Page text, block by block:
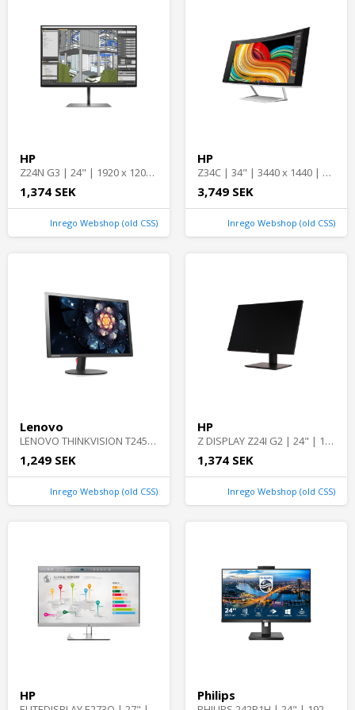
HP
Z24N G3 | 24" | 1920 x 1200 | Bra skick | HP
1,374 SEK
Inrego Webshop (old CSS)
HP
Z34C | 34" | 3440 x 1440 | Bra skick | HP
3,749 SEK
Inrego Webshop (old CSS)
Lenovo
LENOVO THINKVISION T2454PA | 24" | 1920 x 1200 | Bra skick | Lenovo
1,249 SEK
Inrego Webshop (old CSS)
HP
Z DISPLAY Z24I G2 | 24" | 1920 x 1200 | Bra skick | HP
1,374 SEK
Inrego Webshop (old CSS)
HP Philips